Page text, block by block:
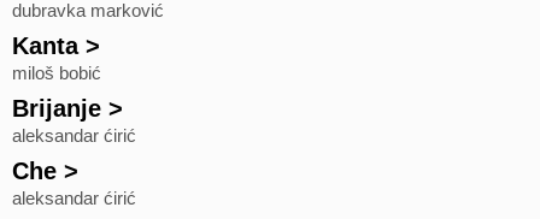
dubravka marković
Kanta>
miloš bobić
Brijanje >
aleksandar ćirić
Che >
aleksandar ćirić